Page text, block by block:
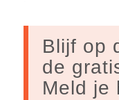
Blijf op
de
Meld je